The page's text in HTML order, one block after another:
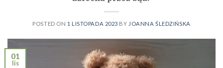
POSTED ON 1 LISTOPADA 2023 BY JOANNA ŚLEDZIŃSKA
01
lis